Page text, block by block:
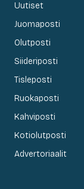
Uutiset
Juomaposti
Olutposti
Siideriposti
Tisleposti
Ruokaposti
Kahviposti
Kotiolutposti
Advertoriaalit